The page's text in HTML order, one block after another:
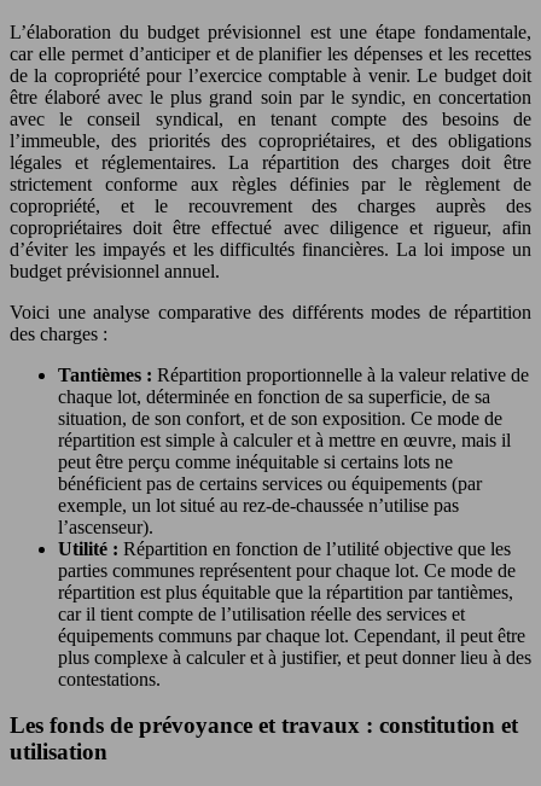
L’élaboration du budget prévisionnel est une étape fondamentale,
car elle permet d’anticiper et de planifier les dépenses et les recettes
de la copropriété pour l’exercice comptable à venir. Le budget doit
être élaboré avec le plus grand soin par le syndic, en concertation
avec le conseil syndical, en tenant compte des besoins de
l’immeuble, des priorités des copropriétaires, et des obligations
légales et réglementaires. La répartition des charges doit être
strictement conforme aux règles définies par le règlement de
copropriété, et le recouvrement des charges auprès des
copropriétaires doit être effectué avec diligence et rigueur, afin
d’éviter les impayés et les difficultés financières. La loi impose un
budget prévisionnel annuel.
Voici une analyse comparative des différents modes de répartition
des charges :
Tantièmes : Répartition proportionnelle à la valeur relative de
chaque lot, déterminée en fonction de sa superficie, de sa
situation, de son confort, et de son exposition. Ce mode de
répartition est simple à calculer et à mettre en œuvre, mais il
peut être perçu comme inéquitable si certains lots ne
bénéficient pas de certains services ou équipements (par
exemple, un lot situé au rez-de-chaussée n’utilise pas
l’ascenseur).
Utilité : Répartition en fonction de l’utilité objective que les
parties communes représentent pour chaque lot. Ce mode de
répartition est plus équitable que la répartition par tantièmes,
car il tient compte de l’utilisation réelle des services et
équipements communs par chaque lot. Cependant, il peut être
plus complexe à calculer et à justifier, et peut donner lieu à des
contestations.
Les fonds de prévoyance et travaux : constitution et
utilisation